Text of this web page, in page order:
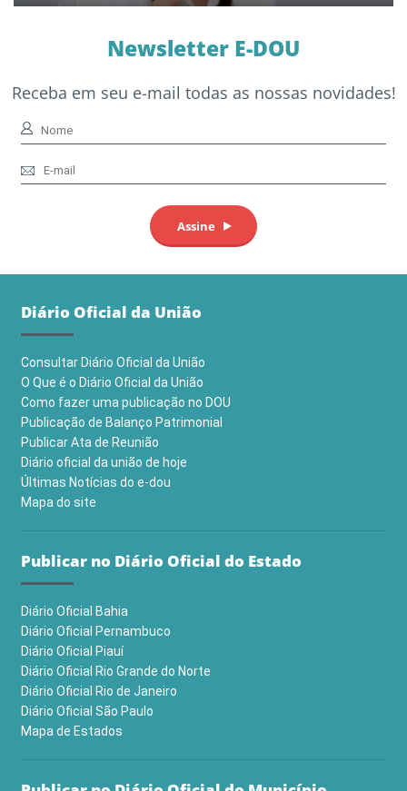
Newsletter E-DOU
Receba em seu e-mail todas as nossas novidades!
Diário Oficial da União
Consultar Diário Oficial da União
O Que é o Diário Oficial da União
Como fazer uma publicação no DOU
Publicação de Balanço Patrimonial
Publicar Ata de Reunião
Diário oficial da união de hoje
Últimas Notícias do e-dou
Mapa do site
Publicar no Diário Oficial do Estado
Diário Oficial Bahia
Diário Oficial Pernambuco
Diário Oficial Piauí
Diário Oficial Rio Grande do Norte
Diário Oficial Rio de Janeiro
Diário Oficial São Paulo
Mapa de Estados